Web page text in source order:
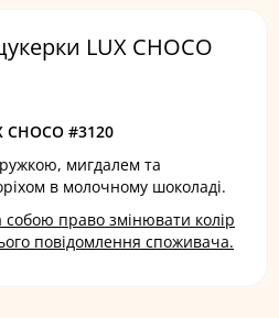
LUX CHOCO
#3120
мигдалем та
в молочному шоколаді.
право змінювати колір
повідомлення споживача.